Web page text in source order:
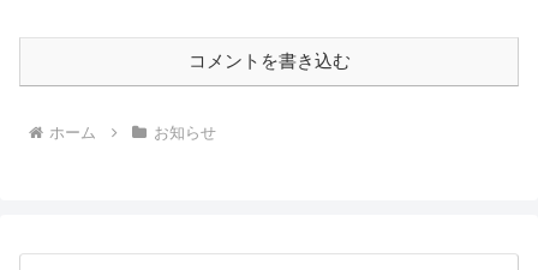
コメントを書き込む
ホーム お知らせ